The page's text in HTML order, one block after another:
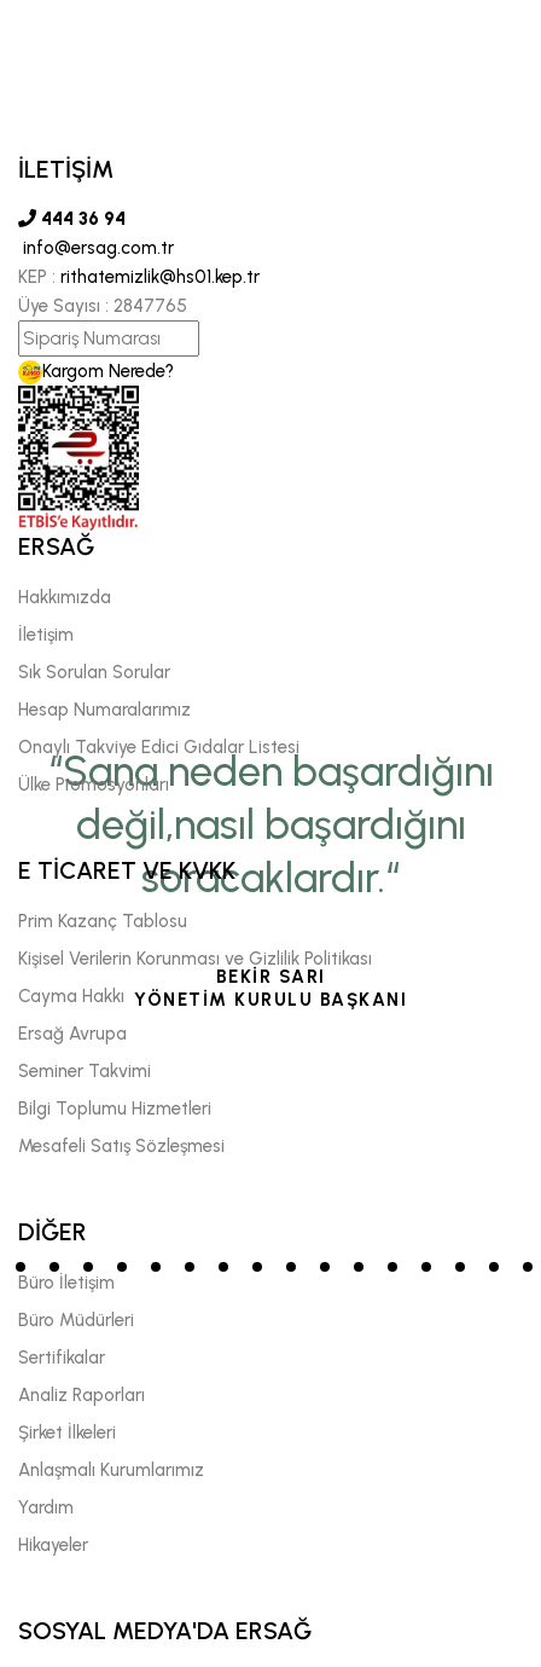
“Sana neden başardığını
değil,nasıl başardığını
soracaklardır.“
BEKİR SARI
YÖNETİM KURULU BAŞKANI
İLETİŞİM
444 36 94
info@ersag.com.tr
KEP : rithatemizlik@hs01.kep.tr
Üye Sayısı : 2847765
Kargom Nerede?
ERSAĞ
Hakkımızda
İletişim
Sık Sorulan Sorular
Hesap Numaralarımız
Onaylı Takviye Edici Gıdalar Listesi
Ülke Promosyonları
E TİCARET VE KVKK
Prim Kazanç Tablosu
Kişisel Verilerin Korunması ve Gizlilik Politikası
Cayma Hakkı
Ersağ Avrupa
Seminer Takvimi
Bilgi Toplumu Hizmetleri
Mesafeli Satış Sözleşmesi
DİĞER
Büro İletişim
Büro Müdürleri
Sertifikalar
Analiz Raporları
Şirket İlkeleri
Anlaşmalı Kurumlarımız
Yardım
Hikayeler
SOSYAL MEDYA'DA ERSAĞ